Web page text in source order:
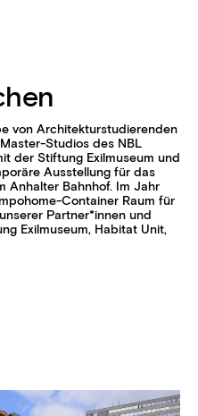
von Architekturstudierenden
Studios des NBL
der Stiftung Exilmuseum und
Ausstellung für das
Anhalter Bahnhof. Im Jahr
Container Raum für
Partner*innen und
Exilmuseum, Habitat Unit,